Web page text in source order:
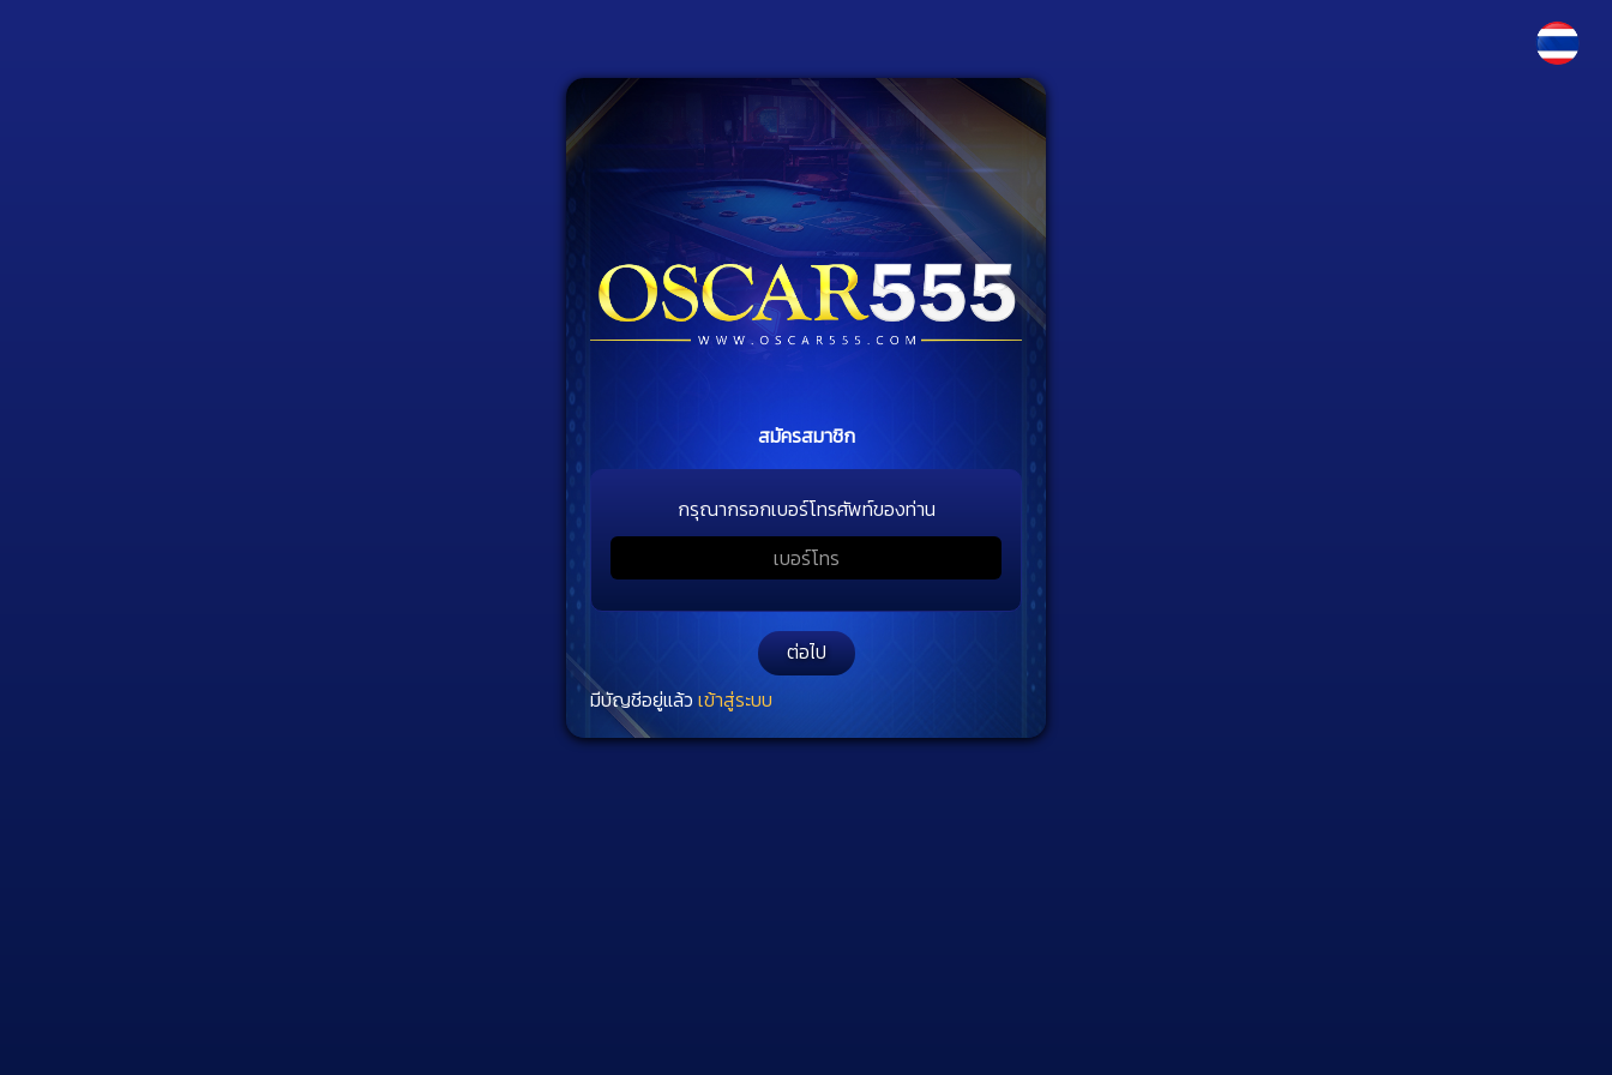
สมัครสมาชิก
กรุณากรอกเบอร์โทรศัพท์ของท่าน
ต่อไป
มีบัญชีอยู่แล้ว เข้าสู่ระบบ